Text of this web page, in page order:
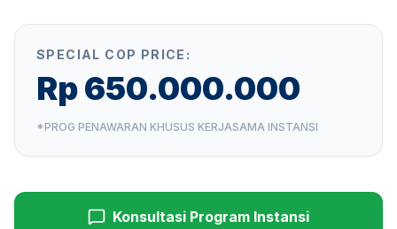
SPECIAL COP PRICE:
Rp 650.000.000
*PROG PENAWARAN KHUSUS KERJASAMA INSTANSI
Konsultasi Program Instansi